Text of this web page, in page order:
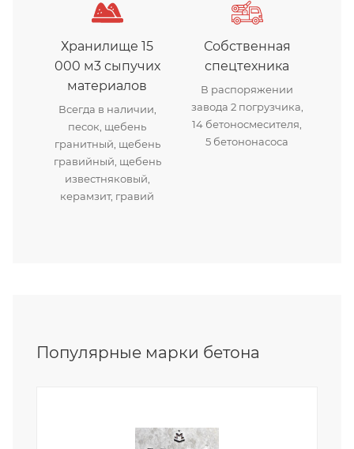
Хранилище 15
000 м3 сыпучих
материалов
Всегда в наличии,
песок, щебень
гранитный, щебень
гравийный, щебень
известняковый,
керамзит, гравий
Собственная
спецтехника
В распоряжении
завода 2 погрузчика,
14 бетоносмесителя,
5 бетононасоса
Популярные марки бетона